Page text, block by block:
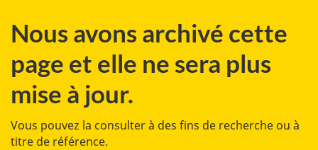
au
principal
à
Au
»
à
version
Nous avons archivé cette
page et elle ne sera plus
mise à jour.
Vous pouvez la consulter à des fins de recherche ou à
titre de référence.